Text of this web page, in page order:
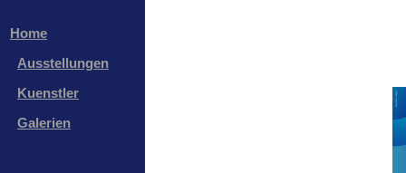
Home
Ausstellungen
Kuenstler
Galerien